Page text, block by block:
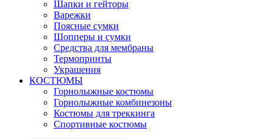
Шапки и гейторы
Варежки
Поясные сумки
Шопперы и сумки
Средства для мембраны
Термопринты
Украшения
КОСТЮМЫ
Горнолыжные костюмы
Горнолыжные комбинезоны
Костюмы для треккинга
Спортивные костюмы